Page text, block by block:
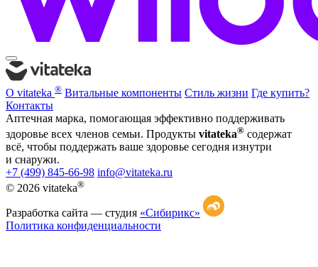
О vitateka ® Витальные компоненты Стиль жизни Где купить?
Контакты
Аптечная марка, помогающая эффективно поддерживать
здоровье всех членов семьи. Продукты vitateka® содержат
всё, чтобы поддержать ваше здоровье сегодня изнутри
и снаружи.
+7 (499) 845-66-98 info@vitateka.ru
© 2026 vitateka®
Разработка сайта — студия «Сибирикс»
Политика конфиденциальности